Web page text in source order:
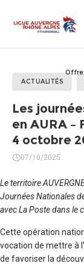
ACTUALITÉS
Les
en AURA –
4 octobre
07/10/2025
Le territoire
Journées Nationales
avec La Poste dans le
Cette opération
vocation de mettre à
de favoriser la